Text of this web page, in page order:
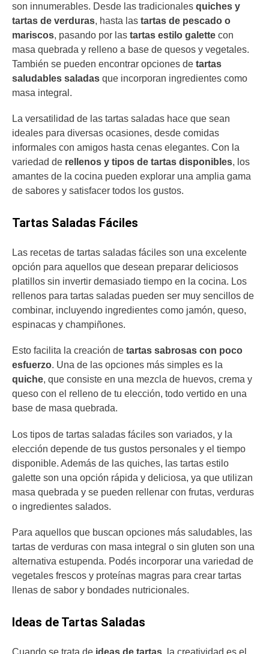
son innumerables. Desde las tradicionales quiches y
tartas de verduras, hasta las tartas de pescado o
mariscos, pasando por las tartas estilo galette con
masa quebrada y relleno a base de quesos y vegetales.
También se pueden encontrar opciones de tartas
saludables saladas que incorporan ingredientes como
masa integral.
La versatilidad de las tartas saladas hace que sean
ideales para diversas ocasiones, desde comidas
informales con amigos hasta cenas elegantes. Con la
variedad de rellenos y tipos de tartas disponibles, los
amantes de la cocina pueden explorar una amplia gama
de sabores y satisfacer todos los gustos.
Tartas Saladas Fáciles
Las recetas de tartas saladas fáciles son una excelente
opción para aquellos que desean preparar deliciosos
platillos sin invertir demasiado tiempo en la cocina. Los
rellenos para tartas saladas pueden ser muy sencillos de
combinar, incluyendo ingredientes como jamón, queso,
espinacas y champiñones.
Esto facilita la creación de tartas sabrosas con poco
esfuerzo. Una de las opciones más simples es la
quiche, que consiste en una mezcla de huevos, crema y
queso con el relleno de tu elección, todo vertido en una
base de masa quebrada.
Los tipos de tartas saladas fáciles son variados, y la
elección depende de tus gustos personales y el tiempo
disponible. Además de las quiches, las tartas estilo
galette son una opción rápida y deliciosa, ya que utilizan
masa quebrada y se pueden rellenar con frutas, verduras
o ingredientes salados.
Para aquellos que buscan opciones más saludables, las
tartas de verduras con masa integral o sin gluten son una
alternativa estupenda. Podés incorporar una variedad de
vegetales frescos y proteínas magras para crear tartas
llenas de sabor y bondades nutricionales.
Ideas de Tartas Saladas
Cuando se trata de ideas de tartas , la creatividad es el